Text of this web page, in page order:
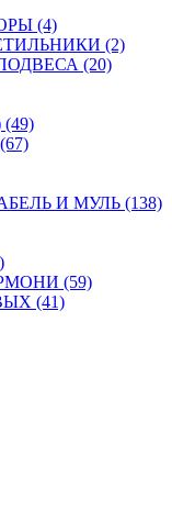
(4)
(2)
(20)
И МУЛЬ (138)
(59)
(41)